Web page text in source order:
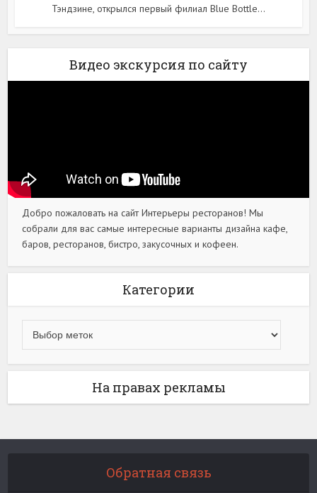
Тэндзине, открылся первый филиал Blue Bottle...
Видео экскурсия по сайту
Добро пожаловать на сайт Интерьеры ресторанов! Мы
собрали для вас самые интересные варианты дизайна кафе,
баров, ресторанов, бистро, закусочных и кофеен.
Категории
На правах рекламы
Обратная связь